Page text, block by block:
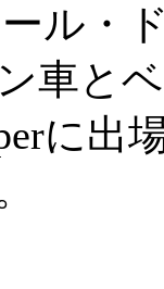
ル・
車と
に出